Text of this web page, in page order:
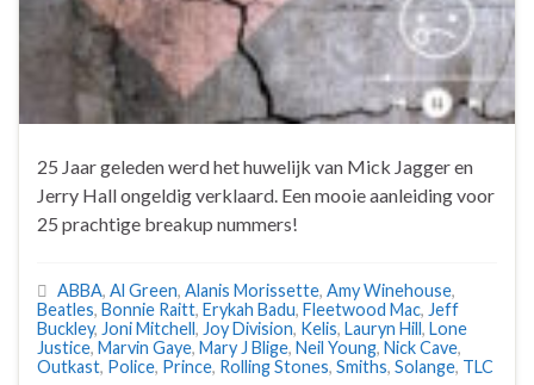
25 Jaar geleden werd het huwelijk van Mick Jagger en
Jerry Hall ongeldig verklaard. Een mooie aanleiding voor
25 prachtige breakup nummers!
ABBA, Al Green, Alanis Morissette, Amy Winehouse,
Beatles, Bonnie Raitt, Erykah Badu, Fleetwood Mac, Jeff
Buckley, Joni Mitchell, Joy Division, Kelis, Lauryn Hill, Lone
Justice, Marvin Gaye, Mary J Blige, Neil Young, Nick Cave,
Outkast, Police, Prince, Rolling Stones, Smiths, Solange, TLC